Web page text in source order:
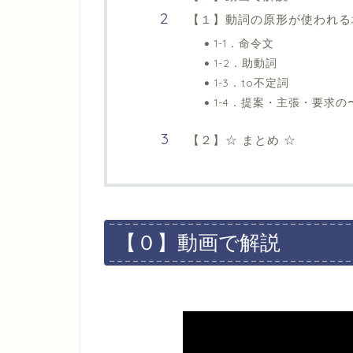
【１】動詞の原形が使われ
1-1．命令文
1-2．助動詞
1-3．to不定詞
1-4．提案・主張・要求
【２】☆ まとめ ☆
【０】動画で解説